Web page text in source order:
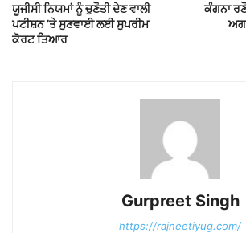
ਯੂਜੀਸੀ ਨਿਯਮਾਂ ਨੂੰ ਚੁਣੌਤੀ ਦੇਣ ਵਾਲੀ
ਪਟੀਸ਼ਨ ’ਤੇ ਸੁਣਵਾਈ ਲਈ ਸੁਪਰੀਮ
ਕੋਰਟ ਤਿਆਰ
ਕੰਗਨਾ
Gurpreet Singh
https://rajneetiyug.com/